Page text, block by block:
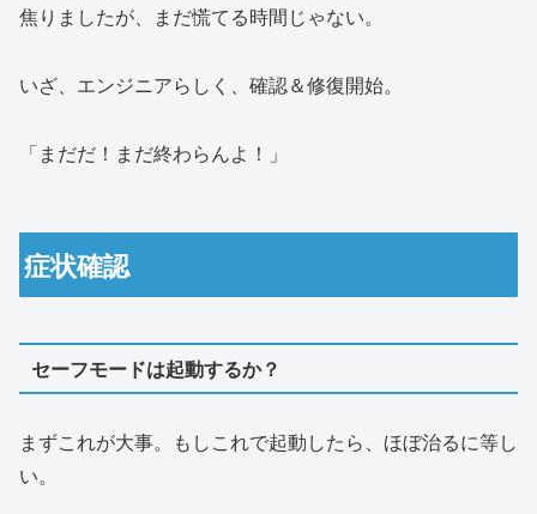
焦りましたが、まだ慌てる時間じゃない。
いざ、エンジニアらしく、確認＆修復開始。
「まだだ！まだ終わらんよ！」
症状確認
セーフモードは起動するか？
まずこれが大事。もしこれで起動したら、ほぼ治るに等し
い。